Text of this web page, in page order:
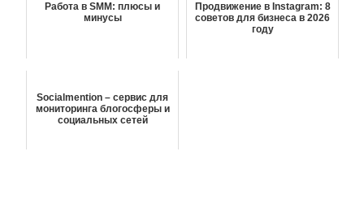
Работа в SMM: плюсы и
минусы
Продвижение в Instagram: 8
советов для бизнеса в 2026
году
Socialmention – сервис для
мониторинга блогосферы и
социальных сетей